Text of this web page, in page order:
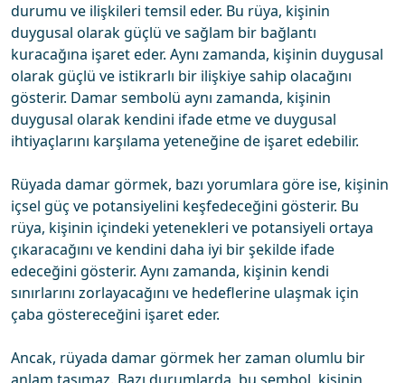
durumu ve ilişkileri temsil eder. Bu rüya, kişinin
duygusal olarak güçlü ve sağlam bir bağlantı
kuracağına işaret eder. Aynı zamanda, kişinin duygusal
olarak güçlü ve istikrarlı bir ilişkiye sahip olacağını
gösterir. Damar sembolü aynı zamanda, kişinin
duygusal olarak kendini ifade etme ve duygusal
ihtiyaçlarını karşılama yeteneğine de işaret edebilir.
Rüyada damar görmek, bazı yorumlara göre ise, kişinin
içsel güç ve potansiyelini keşfedeceğini gösterir. Bu
rüya, kişinin içindeki yetenekleri ve potansiyeli ortaya
çıkaracağını ve kendini daha iyi bir şekilde ifade
edeceğini gösterir. Aynı zamanda, kişinin kendi
sınırlarını zorlayacağını ve hedeflerine ulaşmak için
çaba göstereceğini işaret eder.
Ancak, rüyada damar görmek her zaman olumlu bir